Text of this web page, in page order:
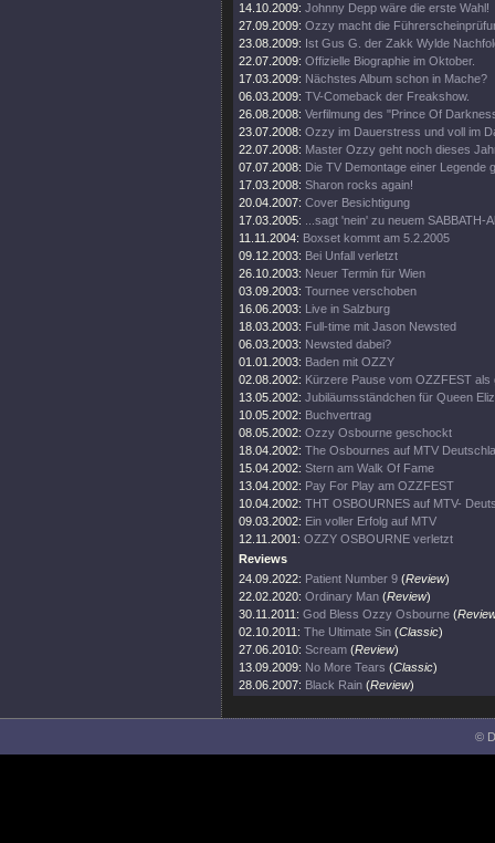
14.10.2009: Johnny Depp wäre die erste Wahl!
27.09.2009: Ozzy macht die
23.08.2009: Ist Gus G. der Zakk Wylde
22.07.2009: Offizielle Biographie im Oktober.
17.03.2009: Nächstes Album schon in Mache?
06.03.2009: TV-Comeback der Freakshow.
26.08.2008: Verfilmung des "Prince Of
23.07.2008: Ozzy im Dauerstress und voll im
22.07.2008: Master Ozzy geht noch dieses
07.07.2008: Die TV Demontage einer Legende
17.03.2008: Sharon rocks again!
20.04.2007: Cover Besichtigung
17.03.2005:
...sagt 'nein' zu neuem SABBATH-
11.11.2004: Boxset kommt am 5.2.2005
09.12.2003: Bei Unfall verletzt
26.10.2003: Neuer Termin für Wien
03.09.2003: Tournee verschoben
16.06.2003: Live in Salzburg
18.03.2003: Full-time mit Jason Newsted
06.03.2003: Newsted dabei?
01.01.2003: Baden mit OZZY
02.08.2002: Kürzere Pause vom OZZFEST als
13.05.2002: Jubiläumsständchen für Queen
10.05.2002: Buchvertrag
08.05.2002: Ozzy Osbourne geschockt
18.04.2002: The Osbournes auf MTV
15.04.2002: Stern am Walk Of Fame
13.04.2002: Pay For Play am OZZFEST
10.04.2002: THT OSBOURNES auf MTV-
09.03.2002: Ein voller Erfolg auf MTV
12.11.2001: OZZY OSBOURNE verletzt
Reviews
24.09.2022: Patient Number 9 (Review)
22.02.2020: Ordinary Man (Review)
30.11.2011: God Bless Ozzy Osbourne (
02.10.2011: The Ultimate Sin (Classic)
27.06.2010: Scream (Review)
13.09.2009: No More Tears (Classic)
28.06.2007: Black Rain (Review)
©